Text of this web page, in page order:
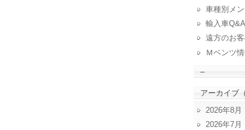
車種別メ
輸入車Q&A
遠方のお
Ｍベンツ
–
アーカイブ
2026年8月
2026年7月